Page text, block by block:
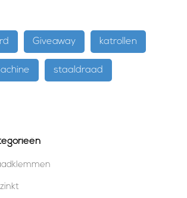
Giveaway katrollen
staaldraad